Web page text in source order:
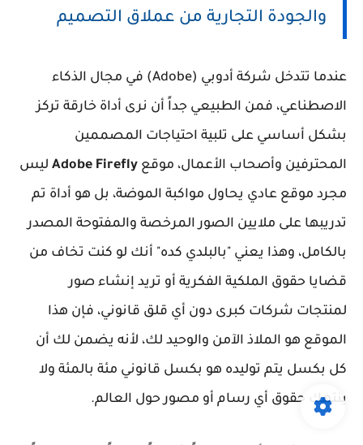
والجودة التجارية من عملاق التصميم
عندما تتدخل شركة أدوبي (Adobe) في مجال الذكاء
الاصطناعي، فمن الطبيعي جداً أن نرى أداة خارقة تركز
بشكل أساسي على تلبية احتياجات المصممين
المحترفين وأصحاب الأعمال، موقع Adobe Firefly ليس
مجرد موقع عادي يحاول مواكبة الموضة، بل هو أداة تم
تدريبها على ملايين الصور المرخصة والمفتوحة المصدر
بالكامل، وهذا يعني "بالبلدي كده" أنك لو كنت تخاف من
قضايا حقوق الملكية الفكرية أو تريد إنشاء صور
لمنتجات شركات كبرى دون أي قلق قانوني، فإن هذا
الموقع هو الملاذ الآمن والوحيد لك، لأنه يضمن لك أن
كل بكسل يتم توليده هو بكسل قانوني مئة بالمئة ولا
ينتهك حقوق أي رسام أو مصور حول العالم.